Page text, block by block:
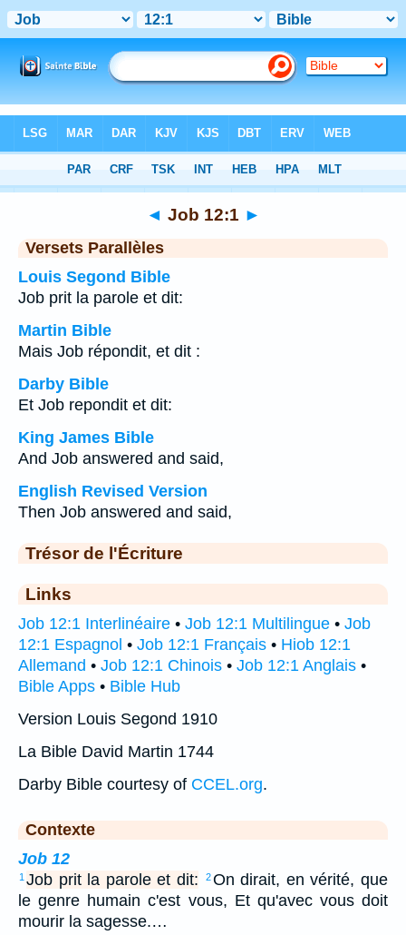
Chapitre 12 > Verset 1
◄ Job 12:1 ►
Versets Parallèles
Louis Segond Bible
Job prit la parole et dit:
Martin Bible
Mais Job répondit, et dit :
Darby Bible
Et Job repondit et dit:
King James Bible
And Job answered and said,
English Revised Version
Then Job answered and said,
Trésor de l'Écriture
Links
Job 12:1 Interlinéaire • Job 12:1 Multilingue • Job
12:1 Espagnol • Job 12:1 Français • Hiob 12:1
Allemand • Job 12:1 Chinois • Job 12:1 Anglais •
Bible Apps • Bible Hub
Version Louis Segond 1910
La Bible David Martin 1744
Darby Bible courtesy of CCEL.org.
Contexte
Job 12
1 Job prit la parole et dit: 2On dirait, en vérité, que
le genre humain c'est vous, Et qu'avec vous doit
mourir la sagesse.…